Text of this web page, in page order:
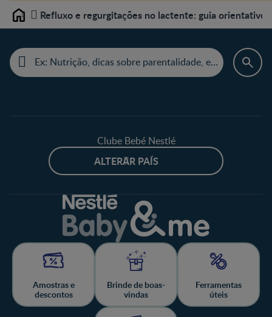
Home Refluxo e regurgitações no lactente: guia orientativo
Clube Bebé Nestlé
ALTERAR PAÍS
Amostras e
descontos
Brinde de boas-
vindas
Ferramentas
úteis